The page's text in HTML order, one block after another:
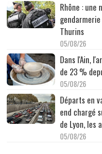
Rhône : une
Thurins
05/08/26
Dans l'Ain,
de 23 %
05/08/26
Départs en
end chargé
de Lyon, les
05/08/26